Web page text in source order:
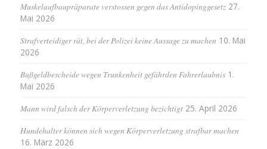
Muskelaufbaupräparate verstossen gegen das Antidopinggesetz 27.
Mai 2026
Strafverteidiger rät, bei der Polizei keine Aussage zu machen 10. Mai
2026
Bußgeldbescheide wegen Trunkenheit gefährden Fahrerlaubnis 1.
Mai 2026
Mann wird falsch der Körperverletzung bezichtigt 25. April 2026
Hundehalter können sich wegen Körperverletzung strafbar machen
16. März 2026